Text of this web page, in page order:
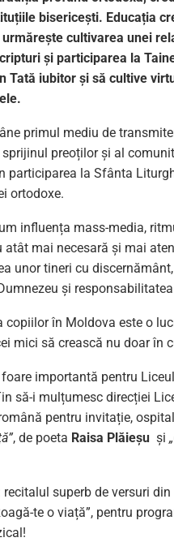
bisericești. Educația
cultivarea unei
și participarea la
Tată iubitor și să cultive
primul mediu de
preoților și al
participarea la Sfânta
ortodoxe.
influența mass-media,
mai necesară și mai
unor tineri cu
și
copiilor în Moldova este o
mici să crească nu doar în
importantă pentru
să-i mulțumesc direcției
pentru invitație,
, de poeta Raisa Plăieșu și
superb de versuri
te o viață”, pentru